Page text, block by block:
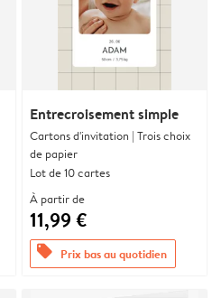
Entrecroisement simple
Cartons d'invitation | Trois choix
de papier
Lot de 10 cartes
À partir de
11,99 €
offers Prix bas au quotidien